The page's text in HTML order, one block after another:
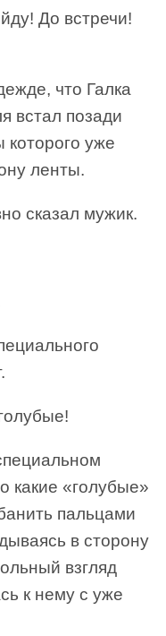
До встречи!
что Галка
встал позади
которого уже
ленты.
сказал мужик.
какие «голубые»
пальцами
в сторону
взгляд
к нему с уже